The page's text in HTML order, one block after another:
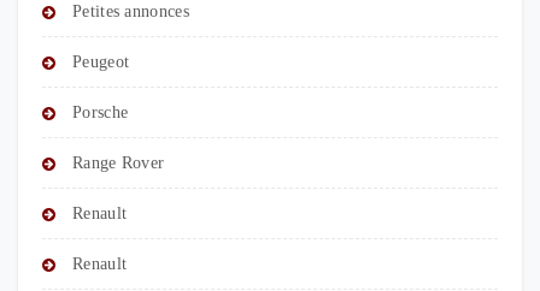
Petites annonces
Peugeot
Porsche
Range Rover
Renault
Renault